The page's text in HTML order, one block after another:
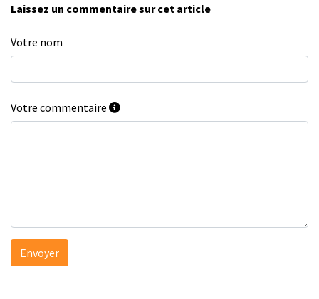
Laissez un commentaire sur cet article
Votre nom
Votre commentaire
Envoyer